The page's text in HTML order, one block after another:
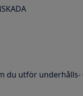
du utför